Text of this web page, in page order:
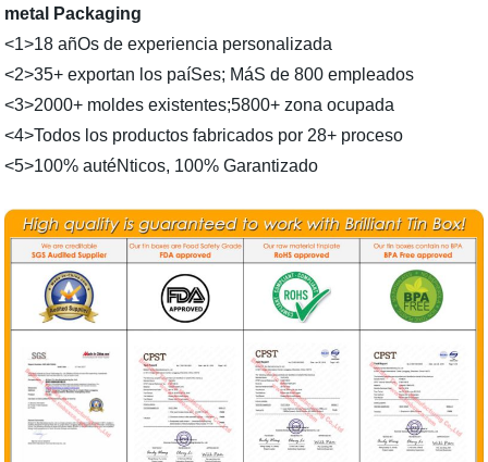
metal Packaging
<1>18 añOs de experiencia personalizada
<2>35+ exportan los paíSes; MáS de 800 empleados
<3>2000+ moldes existentes;5800+ zona ocupada
<4>Todos los productos fabricados por 28+ proceso
<5>100% autéNticos, 100% Garantizado